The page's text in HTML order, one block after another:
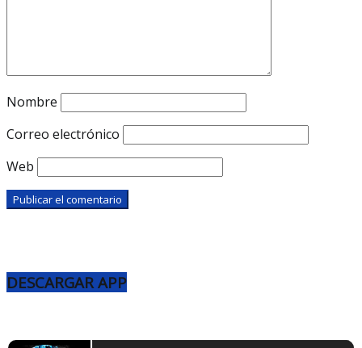
Nombre
Correo electrónico
Web
DESCARGAR APP